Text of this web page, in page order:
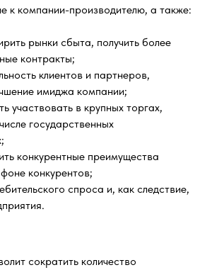
к компании-производителю, а также:
рынки сбыта, получить более
контракты;
клиентов и партнеров,
имиджа компании;
участвовать в крупных торгах,
государственных
конкурентные преимущества
конкурентов;
спроса и, как следствие,
сократить количество